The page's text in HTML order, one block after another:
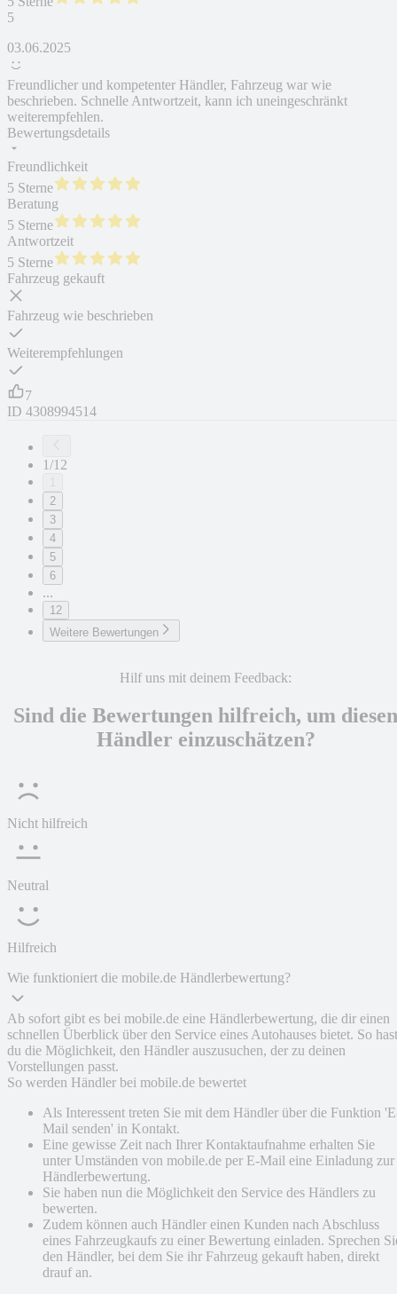
5
03.06.2025
Freundlicher und kompetenter Händler, Fahrzeug war wie
beschrieben. Schnelle Antwortzeit, kann ich uneingeschränkt
weiterempfehlen.
Bewertungsdetails
Freundlichkeit
5 Sterne
Beratung
5 Sterne
Antwortzeit
5 Sterne
Fahrzeug gekauft
Fahrzeug wie beschrieben
Weiterempfehlungen
7
ID 4308994514
1/12
2
3
4
5
6
...
12
Weitere Bewertungen
Hilf uns mit deinem Feedback:
Sind die Bewertungen hilfreich, um diesen
Händler einzuschätzen?
Nicht hilfreich
Neutral
Hilfreich
Wie funktioniert die mobile.de Händlerbewertung?
Ab sofort gibt es bei mobile.de eine Händlerbewertung, die dir einen
schnellen Überblick über den Service eines Autohauses bietet. So hast
du die Möglichkeit, den Händler auszusuchen, der zu deinen
Vorstellungen passt.
So werden Händler bei mobile.de bewertet
Als Interessent treten Sie mit dem Händler über die Funktion
Mail senden' in Kontakt.
Eine gewisse Zeit nach Ihrer Kontaktaufnahme erhalten Sie
unter Umständen von mobile.de per E-Mail eine Einladung zur
Händlerbewertung.
Sie haben nun die Möglichkeit den Service des Händlers zu
bewerten.
Zudem können auch Händler einen Kunden nach Abschluss
eines Fahrzeugkaufs zu einer Bewertung einladen. Sprechen
den Händler, bei dem Sie ihr Fahrzeug gekauft haben, direkt
drauf an.